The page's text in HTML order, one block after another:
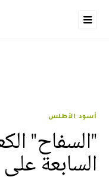
أسود الأطلس
"السفاح"
السابعة على